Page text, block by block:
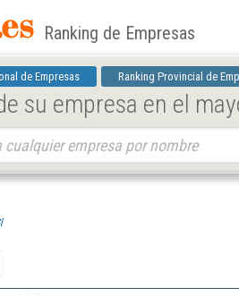
Ranking de Empresas
de Empresas Ranking Provincial de
su empresa en el